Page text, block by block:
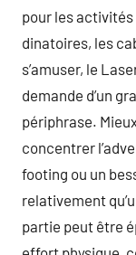
pour les
dinatoires, les
s’amuser, le
demande d’un
périphrase.
concentrer
footing ou un
relativement
partie peut être